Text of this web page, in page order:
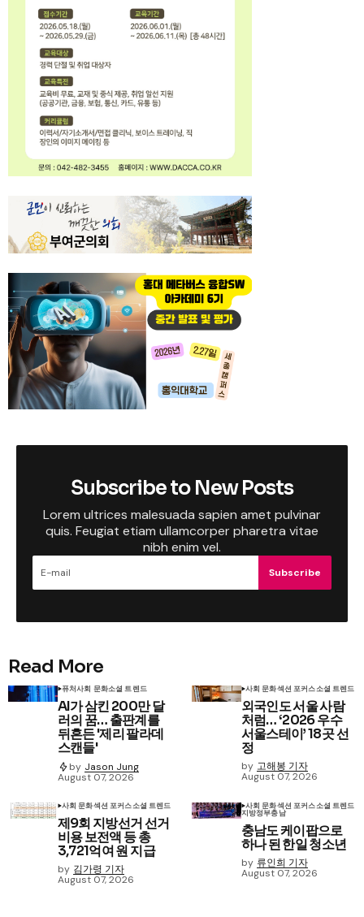
Subscribe to New Posts
Lorem ultrices malesuada sapien amet pulvinar
quis. Feugiat etiam ullamcorper pharetra vitae
nibh enim vel.
Subscribe
Read More
퓨처사회 문화소셜 트렌드
AI가 삼킨 200만 달
러의 꿈… 출판계를
뒤흔든 '제리 팔라데
스캔들'
by Jason Jung
August 07, 2026
사회 문화섹션 포커스소셜 트렌드
외국인도 서울 사람
처럼… ‘2026 우수
서울스테이’ 18곳 선
정
by 고해봉 기자
August 07, 2026
사회 문화섹션 포커스소셜 트렌드
제9회 지방선거 선거
비용 보전액 등 총
3,721억여 원 지급
by 김가령 기자
August 07, 2026
사회 문화섹션 포커스소셜 트렌드
지방정부충남
충남도 케이팝으로
하나 된 한일 청소년
by 류인희 기자
August 07, 2026